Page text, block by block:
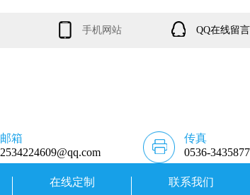
手机网站 QQ在线留言
邮箱
2534224609@qq.com
传真
0536-3435877
在线定制 联系我们